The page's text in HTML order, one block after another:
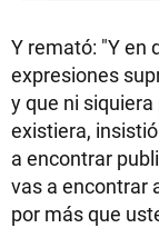
Y remató: "Y en
expresiones
y que ni
existiera,
a encontrar
vas a encontrar
por más que